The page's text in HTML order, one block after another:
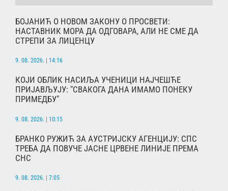
БОЈАНИЋ О НОВОМ ЗАКОНУ О ПРОСВЕТИ:
НАСТАВНИК МОРА ДА ОДГОВАРА, АЛИ НЕ СМЕ ДА
СТРЕПИ ЗА ЛИЦЕНЦУ
9. 08. 2026. | 14:16
КОЈИ ОБЛИК НАСИЉА УЧЕНИЦИ НАЈЧЕШЋЕ
ПРИЈАВЉУЈУ: "СВАКОГА ДАНА ИМАМО ПОНЕКУ
ПРИМЕДБУ"
9. 08. 2026. | 10:15
БРАНКО РУЖИЋ ЗА АУСТРИЈСКУ АГЕНЦИЈУ: СПС
ТРЕБА ДА ПОВУЧЕ ЈАСНЕ ЦРВЕНЕ ЛИНИЈЕ ПРЕМА
СНС
9. 08. 2026. | 7:05